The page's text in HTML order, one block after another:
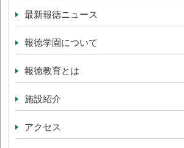
最新報徳ニュース
報徳学園について
報徳教育とは
施設紹介
アクセス